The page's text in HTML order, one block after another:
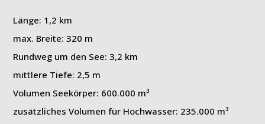
Länge: 1,2 km
max. Breite: 320 m
Rundweg um den See: 3,2 km
mittlere Tiefe: 2,5 m
Volumen Seekörper: 600.000 m³
zusätzliches Volumen für Hochwasser: 235.000 m³